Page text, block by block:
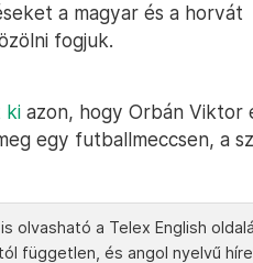
a magyar és a horvát
fogjuk.
ki azon, hogy Orbán Viktor
egy futballmeccsen, a
olvasható a Telex English
független, és angol nyelvű